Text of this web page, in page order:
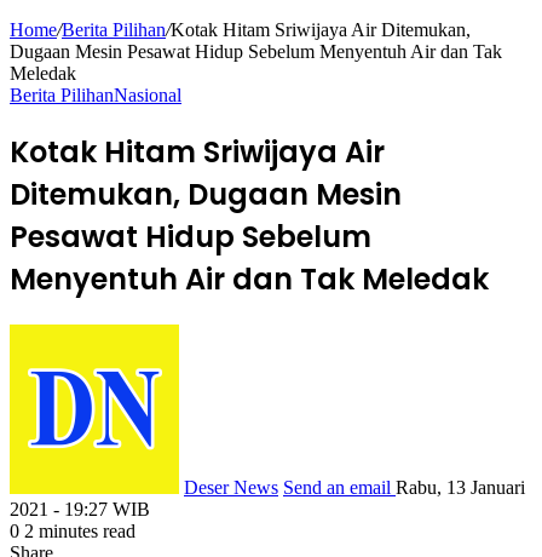
Home/Berita Pilihan/Kotak Hitam Sriwijaya Air Ditemukan,
Dugaan Mesin Pesawat Hidup Sebelum Menyentuh Air dan Tak
Meledak
Berita PilihanNasional
Kotak Hitam Sriwijaya Air
Ditemukan, Dugaan Mesin
Pesawat Hidup Sebelum
Menyentuh Air dan Tak Meledak
Deser News Send an email Rabu, 13 Januari
2021 - 19:27 WIB
0 2 minutes read
Share